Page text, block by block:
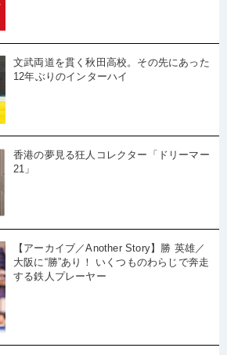
文武両道を貫く秋田高校。その先にあった
12年ぶりのインターハイ
香港の夢見る狂人コレクター「ドリーマー
21」
【アーカイブ／Another Story】勝 英雄／
大阪に“勝”あり！ いくつものわらじで奔走
する鉄人プレーヤー